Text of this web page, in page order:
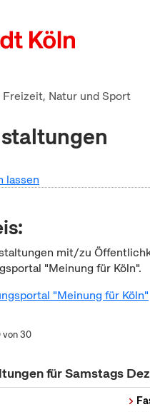
Freizeit, Natur und Sport
lassen
mit/zu
"Meinung für Köln".
"Meinung für Köln"
von 30
für Samstags